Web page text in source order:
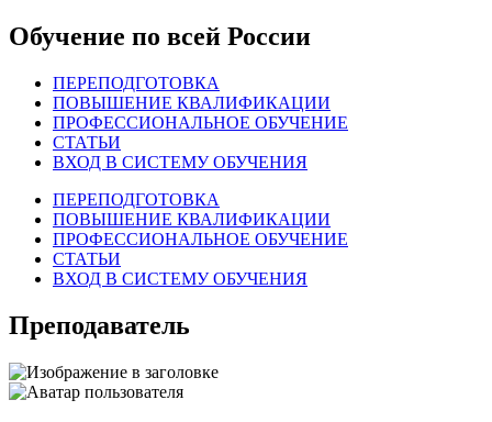
Обучение по всей России
ПЕРЕПОДГОТОВКА
ПОВЫШЕНИЕ КВАЛИФИКАЦИИ
ПРОФЕССИОНАЛЬНОЕ ОБУЧЕНИЕ
СТАТЬИ
ВХОД В СИСТЕМУ ОБУЧЕНИЯ
ПЕРЕПОДГОТОВКА
ПОВЫШЕНИЕ КВАЛИФИКАЦИИ
ПРОФЕССИОНАЛЬНОЕ ОБУЧЕНИЕ
СТАТЬИ
ВХОД В СИСТЕМУ ОБУЧЕНИЯ
Преподаватель